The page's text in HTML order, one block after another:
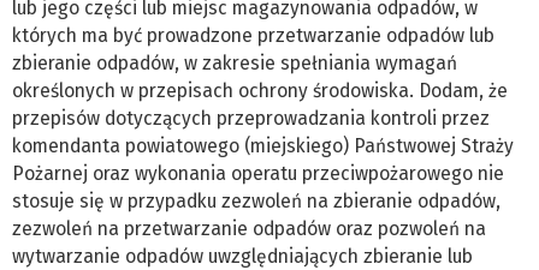
lub jego części lub miejsc magazynowania odpadów, w
których ma być prowadzone przetwarzanie odpadów lub
zbieranie odpadów, w zakresie spełniania wymagań
określonych w przepisach ochrony środowiska. Dodam, że
przepisów dotyczących przeprowadzania kontroli przez
komendanta powiatowego (miejskiego) Państwowej Straży
Pożarnej oraz wykonania operatu przeciwpożarowego nie
stosuje się w przypadku zezwoleń na zbieranie odpadów,
zezwoleń na przetwarzanie odpadów oraz pozwoleń na
wytwarzanie odpadów uwzględniających zbieranie lub